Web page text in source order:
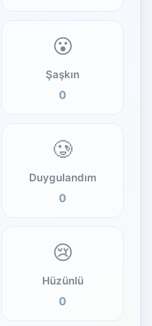
😮
Şaşkın
0
🥲
Duygulandım
0
😢
Hüzünlü
0